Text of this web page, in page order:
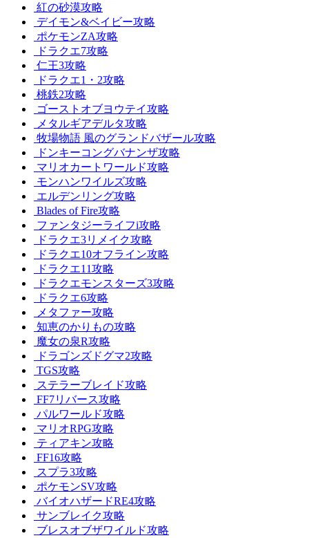
紅の砂漠攻略
デイモン&ベイビー攻略
ポケモンZA攻略
ドラクエ7攻略
仁王3攻略
ドラクエ1・2攻略
桃鉄2攻略
ゴーストオブヨウテイ攻略
メタルギアデルタ攻略
牧場物語 風のグランドバザール攻略
ドンキーコングバナンザ攻略
マリオカートワールド攻略
モンハンワイルズ攻略
エルデンリング攻略
Blades of Fire攻略
ファンタジーライフi攻略
ドラクエ3リメイク攻略
ドラクエ10オフライン攻略
ドラクエ11攻略
ドラクエモンスターズ3攻略
ドラクエ6攻略
メタファー攻略
知恵のかりもの攻略
魔女の泉R攻略
ドラゴンズドグマ2攻略
TGS攻略
ステラーブレイド攻略
FF7リバース攻略
パルワールド攻略
マリオRPG攻略
ティアキン攻略
FF16攻略
スプラ3攻略
ポケモンSV攻略
バイオハザードRE4攻略
サンブレイク攻略
ブレスオブザワイルド攻略